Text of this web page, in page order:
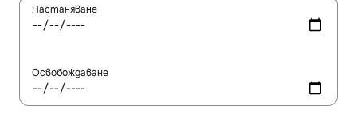
Настаняване
Освобождаване